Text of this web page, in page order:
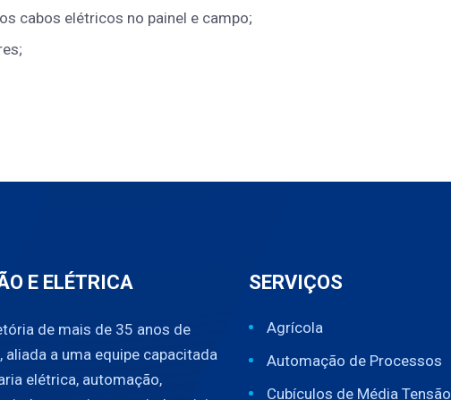
cabos elétricos no painel e campo;
E ELÉTRICA
de mais de 35 anos de
a uma equipe capacitada
elétrica, automação,
SERVIÇOS
Agrícola
Automação de Processos
Cubículos de Média Tensão